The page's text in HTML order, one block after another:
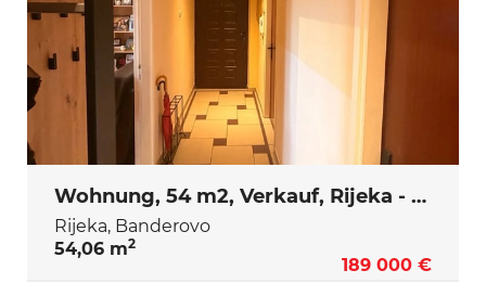
Wohnung, 54 m2, Verkauf, Rijeka - Banderovo
Rijeka, Banderovo
54,06 m2
189 000 €